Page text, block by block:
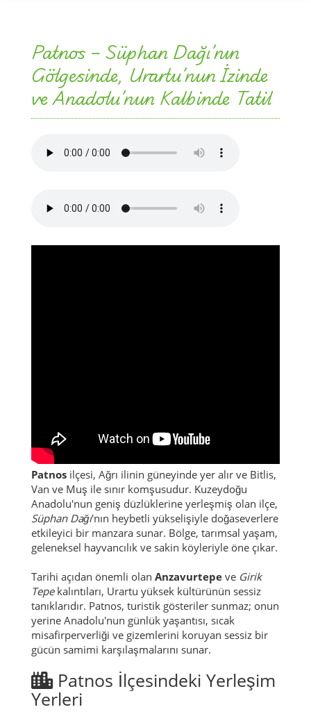
Patnos – Süphan Dağı’nın
Gölgesinde, Urartu’nun İzinde
ve Anadolu’nun Kalbinde Tatil
Patnos ilçesi, Ağrı ilinin güneyinde yer alır ve Bitlis,
Van ve Muş ile sınır komşusudur. Kuzeydoğu
Anadolu'nun geniş düzlüklerine yerleşmiş olan ilçe,
Süphan Dağı'nın heybetli yükselişiyle doğaseverlere
etkileyici bir manzara sunar. Bölge, tarımsal yaşam,
geleneksel hayvancılık ve sakin köyleriyle öne çıkar.
Tarihi açıdan önemli olan Anzavurtepe ve Girik
Tepekalıntıları, Urartu yüksek kültürünün sessiz
tanıklarıdır. Patnos, turistik gösteriler sunmaz; onun
yerine Anadolu'nun günlük yaşantısı, sıcak
misafirperverliği ve gizemlerini koruyan sessiz bir
gücün samimi karşılaşmalarını sunar.
Patnos İlçesindeki Yerleşim
Yerleri